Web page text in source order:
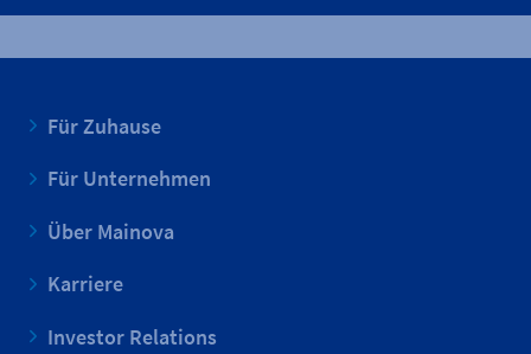
Für Zuhause
Für Unternehmen
Über Mainova
Karriere
Investor Relations